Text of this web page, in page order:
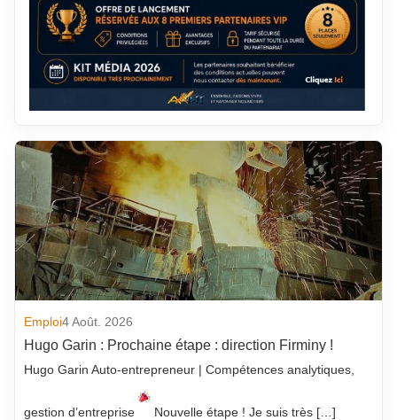
Emploi4 Août. 2026
Hugo Garin : Prochaine étape : direction Firminy !
Hugo Garin Auto-entrepreneur | Compétences analytiques,
gestion d’entreprise Nouvelle étape ! Je suis très […]